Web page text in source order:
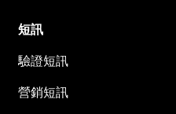
短訊
驗證短訊
營銷短訊